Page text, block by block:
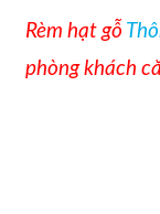
Rèm hạt gỗ
phòng khách